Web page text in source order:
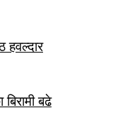
हवल्दार
बढे